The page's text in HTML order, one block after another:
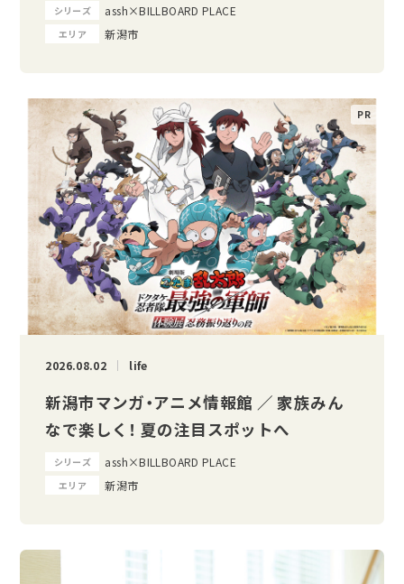
シリーズ assh×BILLBOARD PLACE
エリア 新潟市
2026.08.02 life
新潟市マンガ・アニメ情報館 ／ 家族みん
なで楽しく！ 夏の注目スポットへ
シリーズ assh×BILLBOARD PLACE
エリア 新潟市